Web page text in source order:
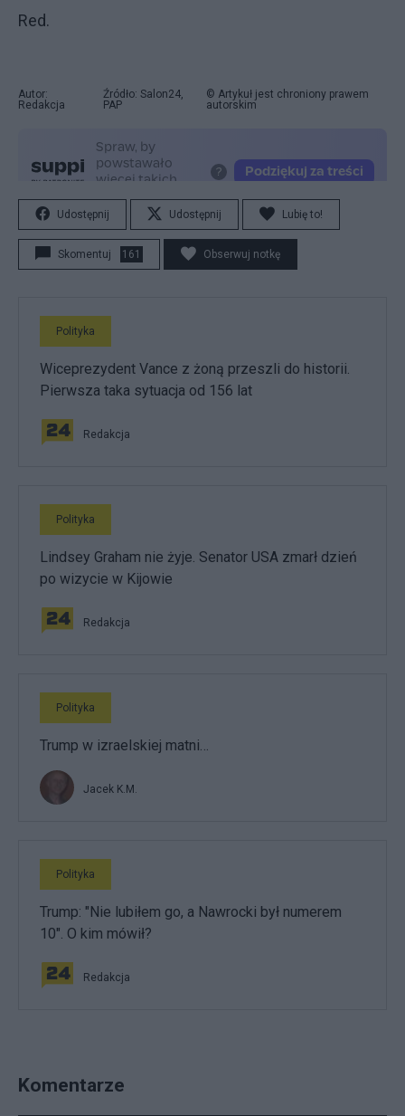
Red.
Autor:
Redakcja
Źródło: Salon24,
PAP
© Artykuł jest chroniony prawem
autorskim
Udostępnij Udostępnij Lubię to!
Skomentuj 161 Obserwuj notkę
Polityka
Wiceprezydent Vance z żoną przeszli do historii.
Pierwsza taka sytuacja od 156 lat
Redakcja
Polityka
Lindsey Graham nie żyje. Senator USA zmarł dzień
po wizycie w Kijowie
Redakcja
Polityka
Trump w izraelskiej matni…
Jacek K.M.
Polityka
Trump: "Nie lubiłem go, a Nawrocki był numerem
10". O kim mówił?
Redakcja
Komentarze